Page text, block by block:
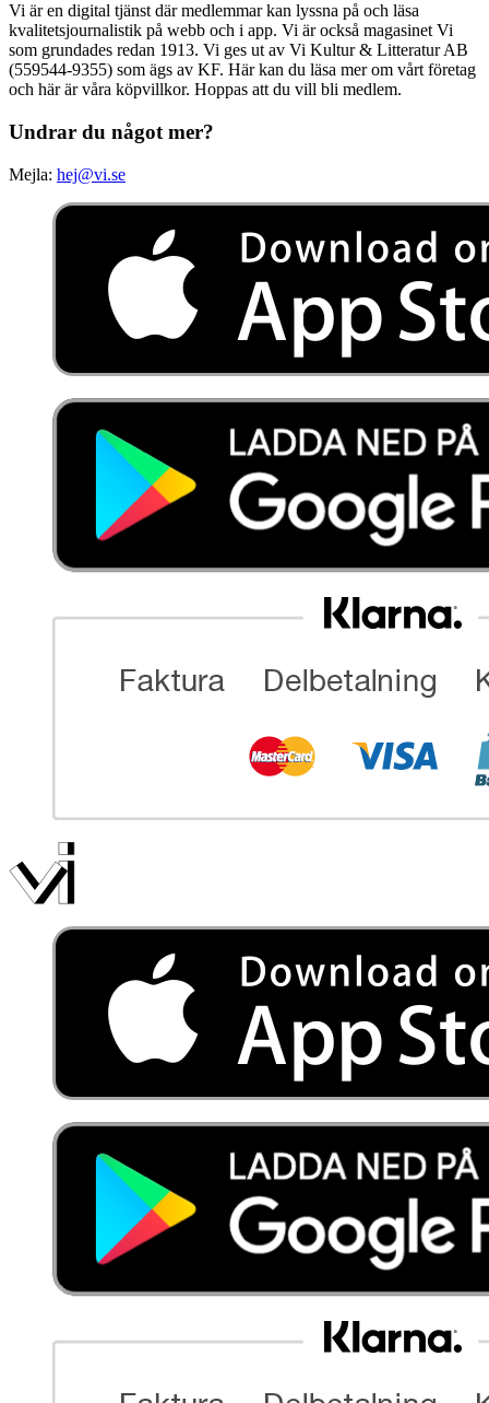
Vi är en digital tjänst där medlemmar kan lyssna på och läsa
kvalitetsjournalistik på webb och i app. Vi är också magasinet Vi
som grundades redan 1913. Vi ges ut av Vi Kultur & Litteratur AB
(559544-9355) som ägs av KF. Här kan du läsa mer om vårt företag
och här är våra köpvillkor. Hoppas att du vill bli medlem.
Undrar du något mer?
Mejla: hej@vi.se